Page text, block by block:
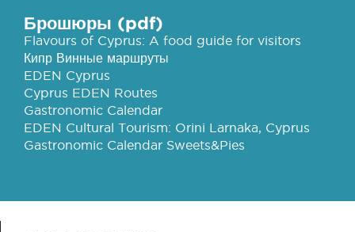
Брошюры (pdf)
Flavours of Cyprus: A food guide for visitors
Кипр Винные маршруты
EDEN Cyprus
Cyprus EDEN Routes
Gastronomic Calendar
EDEN Cultural Tourism: Orini Larnaka, Cyprus
Gastronomic Calendar Sweets&Pies